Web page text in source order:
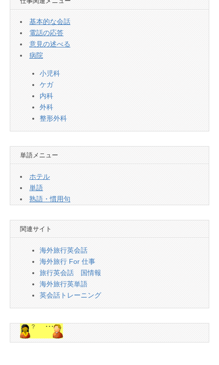
基本的な会話
電話の応答
意見の述べる
病院
小児科
ケガ
内科
外科
整形外科
単語メニュー
ホテル
単語
熟語・慣用句
関連サイト
海外旅行英会話
海外旅行 For 仕事
旅行英会話 国情報
海外旅行英単語
英会話トレーニング